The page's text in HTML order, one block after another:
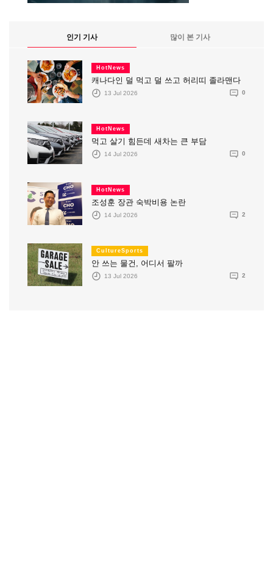
인기 기사 많이 본 기사
HotNews
캐나다인 덜 먹고 덜 쓰고 허리띠 졸라맨다
13 Jul 2026 0
HotNews
먹고 살기 힘든데 새차는 큰 부담
14 Jul 2026 0
HotNews
조성훈 장관 숙박비용 논란
14 Jul 2026 2
CultureSports
안 쓰는 물건, 어디서 팔까
13 Jul 2026 2